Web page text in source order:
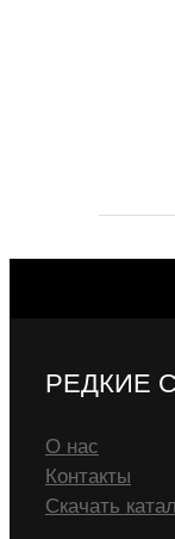
РЕДКИЕ
О нас
Контакты
Скачать